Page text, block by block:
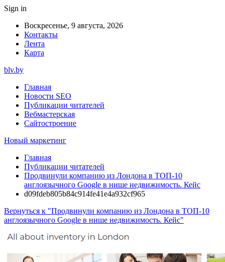
Sign in
Воскресенье, 9 августа, 2026
Контакты
Лента
Карта
blv.by
Главная
Новости SEO
Публикации читателей
Вебмастерская
Сайтостроение
Новый маркетинг
Главная
Публикации читателей
Продвинули компанию из Лондона в ТОП-10
англоязычного Google в нише недвижимость. Кейс
d09fdeb805b84c914fe41e4a932cf965
Вернуться к "Продвинули компанию из Лондона в ТОП-10
англоязычного Google в нише недвижимость. Кейс"